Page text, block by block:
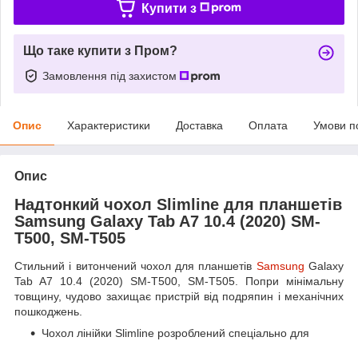
Купити з
Що таке купити з Пром?
Замовлення під захистом
Опис Характеристики Доставка Оплата Умови
Опис
Надтонкий чохол Slimline для планшетів
Samsung Galaxy Tab A7 10.4 (2020) SM-
T500, SM-T505
Стильний і витончений чохол для планшетів Samsung Galaxy
Tab A7 10.4 (2020) SM-T500, SM-T505. Попри мінімальну
товщину, чудово захищає пристрій від подряпин і механічних
пошкоджень.
Чохол лінійки Slimline розроблений спеціально для